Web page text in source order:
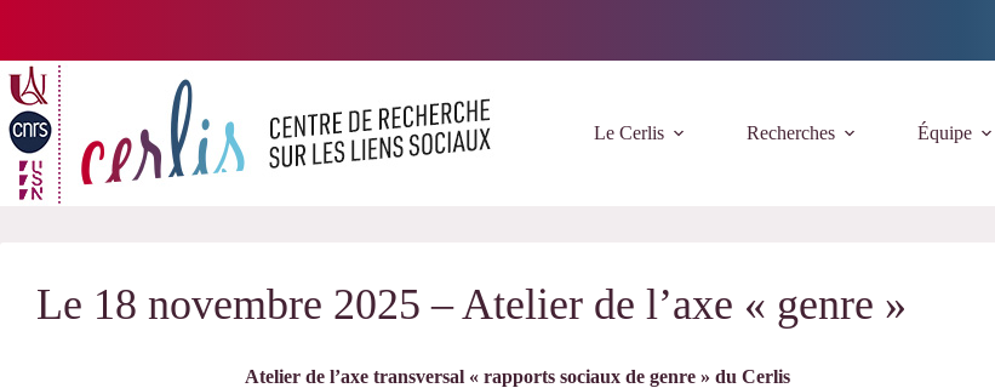
Le Cerlis Recherches Équipe
Le 18 novembre 2025 – Atelier de l’axe « genre »
Atelier de l’axe transversal « rapports sociaux de genre » du Cerlis